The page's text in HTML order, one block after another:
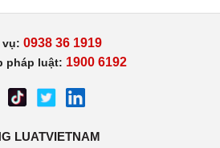
vụ: 0938 36 1919
pháp luật: 1900 6192
LUATVIETNAM